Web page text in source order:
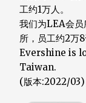
工约1万人。
我们为LEA会
所，员工约2万8
Evershine is
Taiwan.
(版本:2022/03)